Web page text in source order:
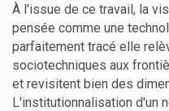
À l'issue de ce travail, la
pensée comme une
parfaitement tracé elle
sociotechniques aux
et revisitent bien des
L'institutionnalisation d'un